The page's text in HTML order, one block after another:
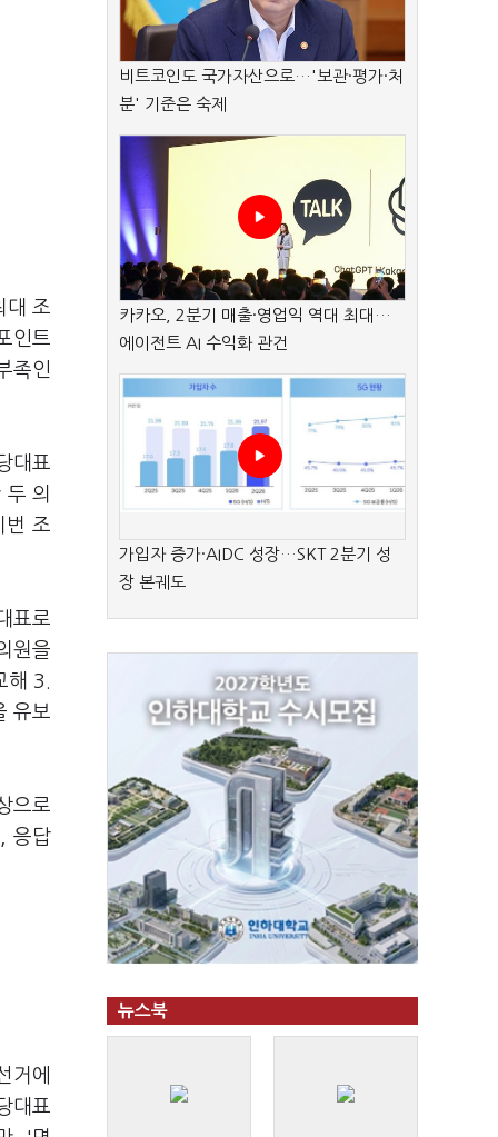
대 조
인트
족인
대표
의
번 조
표로
원을
3.
유보
으로
응답
거에
대표
비트코인도 국가자산으로…'보관·평가·처
분' 기준은 숙제
카카오, 2분기 매출·영업익 역대 최대…
에이전트 AI 수익화 관건
가입자 증가·AIDC 성장…SKT 2분기 성
장 본궤도
뉴스북